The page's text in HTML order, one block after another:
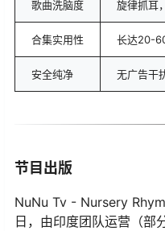
歌曲洗脑度 旋律抓耳
合集实用性 长达20-
安全纯净 无广告干
节目出版
NuNu Tv - Nursery
日，由印度团队运营（部